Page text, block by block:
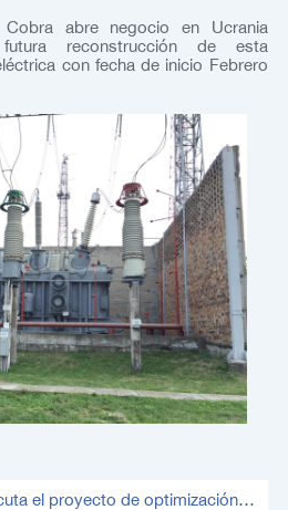
abre negocio en Ucrania
reconstrucción de esta
con fecha de inicio Febrero
Grupo Cobra ejecuta el proyecto de optimización del suministro de agua potable y alcantarillado de Lima Norte